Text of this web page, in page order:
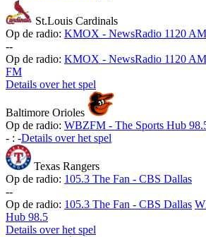
St.Louis Cardinals
Op de radio: KMOX - NewsRadio 1120 AM
--
Op de radio: KMOX - NewsRadio 1120 AM
FM
Details over het spel
Baltimore Orioles
Op de radio: WBZFM - The Sports Hub
- : -Details over het spel
Texas Rangers
Op de radio: 105.3 The Fan - CBS Dallas
--
Op de radio: 105.3 The Fan - CBS Dallas
Hub 98.5
Details over het spel